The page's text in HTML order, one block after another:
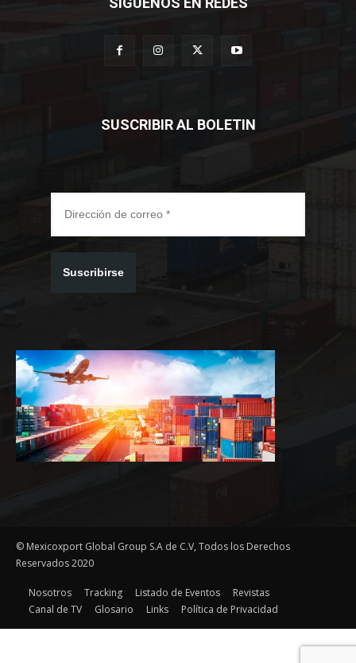
SUSCRIBIR AL BOLETIN
Suscribirse
© Mexicoxport Global Group S.A de C.V, Todos los Derechos
Reservados 2020
Nosotros Tracking Listado de Eventos
Revistas
Canal de TV
Glosario Links Política de Privacidad